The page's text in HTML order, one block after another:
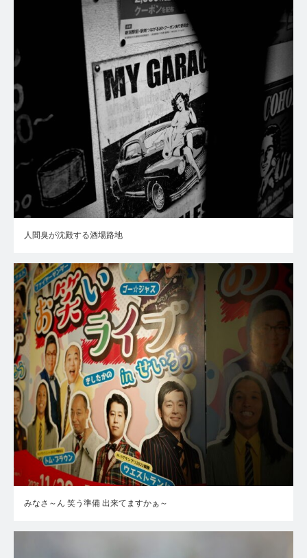
人間臭が沈殿する酒場路地
みなさ～ん 笑う準備 出来てますかぁ～